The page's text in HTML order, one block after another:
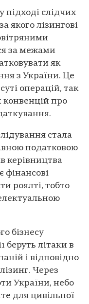
підході слідчих
якого лізингові
за межами
як
з України. Це
операцій, так
про
стала
податковою
керівництва
фінансові
роялті, тобто
бізнесу
беруть літаки в
і відповідно
Через
України, небо
для цивільної